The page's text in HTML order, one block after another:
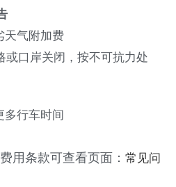
天气附加费
或口岸关闭，按不可抗力处
行车时间
用条款可查看页面： 常见问